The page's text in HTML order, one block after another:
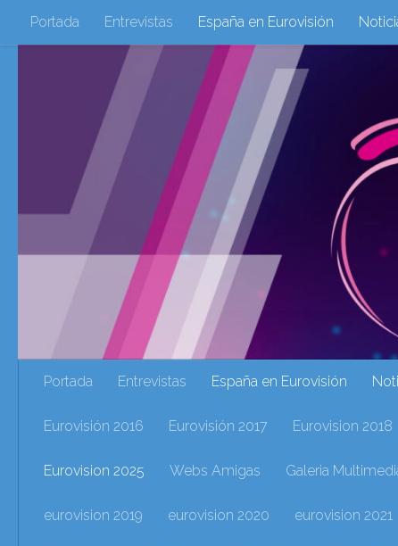
Saltar al contenido
Portada Entrevistas España en Eurovisión
Eurovisión 2016 Eurovisión 2017 Eurovision 2018
Eurovision 2025 Webs Amigas Galeria Multimedia
eurovision 2020 eurovision 2021 Eurovision 2022
Ultima Hora Webs Amigas
Portada Entrevistas España en Eurovisión
Eurovisión 2016 Eurovisión 2017 Eurovision 2018
Eurovision 2025 Webs Amigas Galeria
eurovision 2019 eurovision 2020 eurovision 2021